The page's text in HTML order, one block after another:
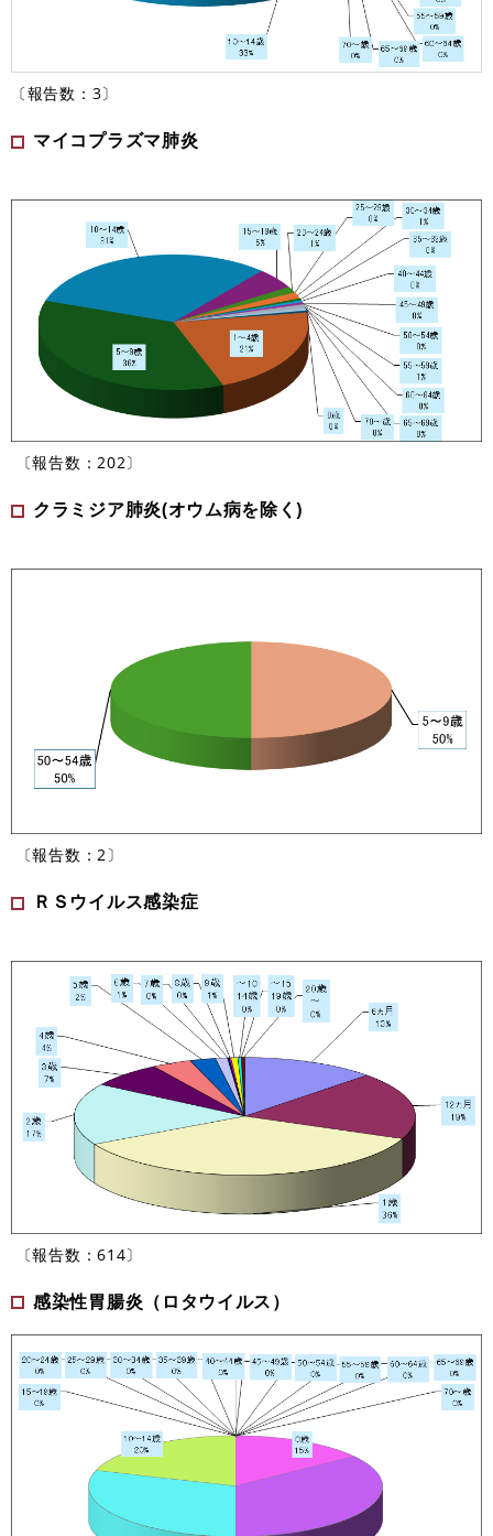
〔報告数：3〕
マイコプラズマ肺炎
〔報告数：202〕
クラミジア肺炎(オウム病を除く)
〔報告数：2〕
ＲＳウイルス感染症
〔報告数：614〕
感染性胃腸炎（ロタウイルス）